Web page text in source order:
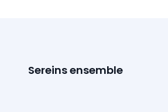
Sereins ensemble